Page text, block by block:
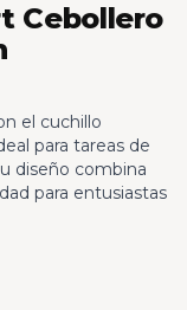
Cebollero
el cuchillo
para tareas de
diseño combina
para entusiastas